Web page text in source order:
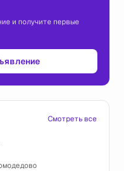
и получите первые
Смотреть все